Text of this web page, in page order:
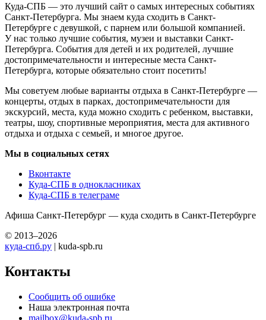
Куда-СПБ — это лучший сайт о самых интересных событиях
Санкт-Петербурга. Мы знаем куда сходить в Санкт-
Петербурге с девушкой, с парнем или большой компанией.
У нас только лучшие события, музеи и выставки Санкт-
Петербурга. События для детей и их родителей, лучшие
достопримечательности и интересные места Санкт-
Петербурга, которые обязательно стоит посетить!
Мы советуем любые варианты отдыха в Санкт-Петербурге —
концерты, отдых в парках, достопримечательности для
экскурсий, места, куда можно сходить с ребенком, выставки,
театры, шоу, спортивные мероприятия, места для активного
отдыха и отдыха с семьей, и многое другое.
Мы в социальных сетях
Вконтакте
Куда-СПБ в однокласниках
Куда-СПБ в телеграме
Афиша Санкт-Петербург — куда сходить в Санкт-Петербурге
© 2013–2026
куда-спб.ру | kuda-spb.ru
Контакты
Сообщить об ошибке
Наша электронная почта
mailbox@kuda-spb.ru